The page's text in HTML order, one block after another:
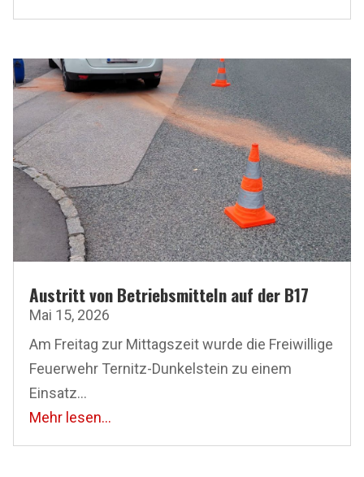
Austritt von Betriebsmitteln auf der B17
Mai 15, 2026
Am Freitag zur Mittagszeit wurde die Freiwillige
Feuerwehr Ternitz-Dunkelstein zu einem
Einsatz...
Mehr lesen...